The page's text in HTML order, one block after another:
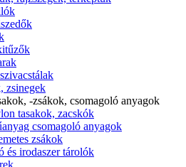
zsinegek
-zsákok, csomagoló anyagok
tasakok, zacskók
csomagoló anyagok
zsákok
és irodaszer tárolók